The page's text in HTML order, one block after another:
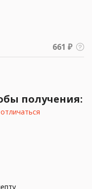
661 ₽
получения: